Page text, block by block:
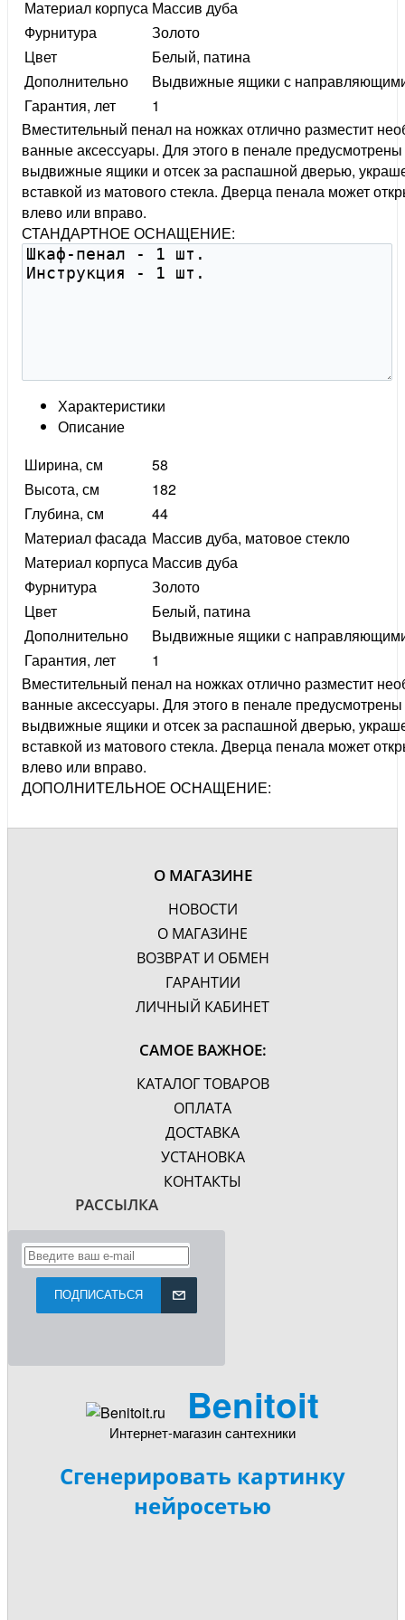
Материал корпуса Массив дуба
Фурнитура
Золото
Цвет
Белый, патина
Дополнительно
Выдвижные ящики с
Гарантия, лет
1
Вместительный пенал на ножках отлично разместит
ванные аксессуары. Для этого в пенале предусмотрены
выдвижные ящики и отсек за распашной дверью,
вставкой из матового стекла. Дверца пенала может
влево или вправо.
СТАНДАРТНОЕ ОСНАЩЕНИЕ:
Характеристики
Описание
Ширина, см
58
Высота, см
182
Глубина, см
44
Материал фасада Массив дуба, матовое стекло
Материал корпуса Массив дуба
Фурнитура
Золото
Цвет
Белый, патина
Дополнительно
Выдвижные ящики с
Гарантия, лет
1
Вместительный пенал на ножках отлично разместит
ванные аксессуары. Для этого в пенале предусмотрены
выдвижные ящики и отсек за распашной дверью,
вставкой из матового стекла. Дверца пенала может
влево или вправо.
ДОПОЛНИТЕЛЬНОЕ ОСНАЩЕНИЕ:
О МАГАЗИНЕ
НОВОСТИ
О МАГАЗИНЕ
ВОЗВРАТ И ОБМЕН
ГАРАНТИИ
ЛИЧНЫЙ КАБИНЕТ
САМОЕ ВАЖНОЕ:
КАТАЛОГ ТОВАРОВ
ОПЛАТА
ДОСТАВКА
УСТАНОВКА
КОНТАКТЫ
РАССЫЛКА
ПОДПИСАТЬСЯ
Benitoit
Интернет-магазин сантехники
Сгенерировать картинку
нейросетью